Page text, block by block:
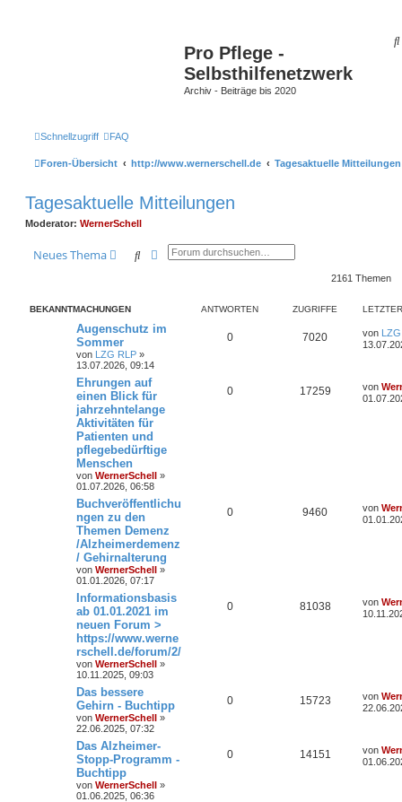
Pro Pflege -
Selbsthilfenetzwerk
Archiv - Beiträge bis 2020
Schnellzugriff FAQ
Foren-Übersicht http://www.wernerschell.de Tagesaktuelle Mitteilungen
Tagesaktuelle Mitteilungen
Moderator: WernerSchell
Neues Thema SucheErweiterte Suche
2161 Themen
BEKANNTMACHUNGEN ANTWORTEN ZUGRIFFE
Augenschutz im
Sommer
von LZG RLP »
13.07.2026, 09:14
0 7020 von
Ehrungen auf
einen Blick für
jahrzehntelange
Aktivitäten für
Patienten und
pflegebedürftige
Menschen
von WernerSchell »
01.07.2026, 06:58
0 17259 von
Buchveröffentlichu
ngen zu den
Themen Demenz
/Alzheimerdemenz
/ Gehirnalterung
von WernerSchell »
01.01.2026, 07:17
0 9460 von
Informationsbasis
ab 01.01.2021 im
neuen Forum >
https://www.werne
rschell.de/forum/2/
von WernerSchell »
10.11.2025, 09:03
0 81038 von
Das bessere
Gehirn - Buchtipp
von WernerSchell »
22.06.2025, 07:32
0 15723 von
Das Alzheimer-
Stopp-Programm -
Buchtipp
von WernerSchell »
01.06.2025, 06:36
0 14151 von